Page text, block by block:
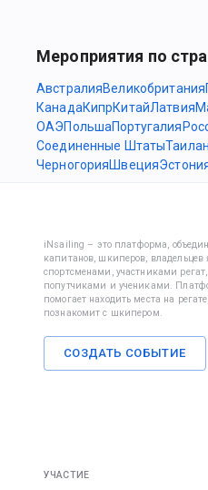
Мероприятия по
АвстралияВеликобритания
КанадаКипрКитайЛатвия
ОАЭПольшаПортугалия
Соединенные Штаты
ЧерногорияШвеция
iNsailing – это платформа,
капитанов, шкиперов, владельцев
спортсменами, участниками регат,
попутчиками и учениками.
помогает находить места на регате,
познакомит с шкипером.
СОЗДАТЬ СОБЫТИЕ
УЧАСТИЕ